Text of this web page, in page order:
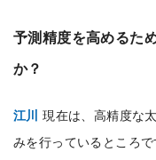
予測精度を高めるた
か？
江川
現在は、高精度な
みを行っているところ